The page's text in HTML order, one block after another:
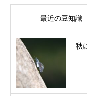
最近の豆知識
秋